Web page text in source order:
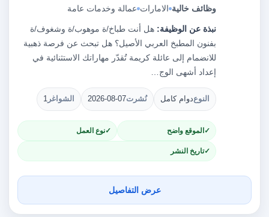
وظائف خالية الامارات عمالة وخدمات عامة
نبذة عن الوظيفة: هل أنت طباخ/ة موهوب/ة وشغوف/ة
بفنون المطبخ العربي الأصيل؟ هل تبحث عن فرصة ذهبية
للانضمام إلى عائلة كريمة تُقدّر مهاراتك الاستثنائية في
إعداد أشهى الوج…
النوعدوام كامل نُشرت2026-08-07 الشواغر 1
الموقع واضح نوع العمل
تاريخ النشر
عرض التفاصيل